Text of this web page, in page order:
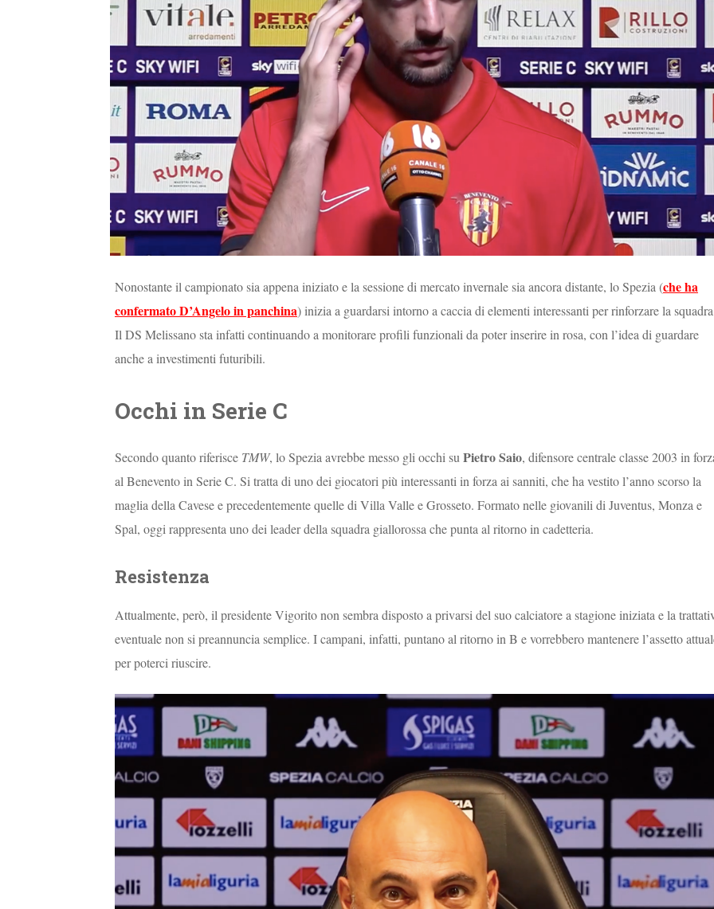
Nonostante il campionato sia appena iniziato e la sessione di mercato invernale sia ancora distante, lo Spezia (che ha
confermato D’Angelo in panchina) inizia a guardarsi intorno a caccia di elementi interessanti per rinforzare la
Il DS Melissano sta infatti continuando a monitorare profili funzionali da poter inserire in rosa, con l’idea di guardare
anche a investimenti futuribili.
Occhi in Serie C
Secondo quanto riferisce TMW, lo Spezia avrebbe messo gli occhi su Pietro Saio, difensore centrale classe 2003 in
al Benevento in Serie C. Si tratta di uno dei giocatori più interessanti in forza ai sanniti, che ha vestito l’anno scorso la
maglia della Cavese e precedentemente quelle di Villa Valle e Grosseto. Formato nelle giovanili di Juventus, Monza e
Spal, oggi rappresenta uno dei leader della squadra giallorossa che punta al ritorno in cadetteria.
Resistenza
Attualmente, però, il presidente Vigorito non sembra disposto a privarsi del suo calciatore a stagione iniziata e la
eventuale non si preannuncia semplice. I campani, infatti, puntano al ritorno in B e vorrebbero mantenere l’assetto
per poterci riuscire.